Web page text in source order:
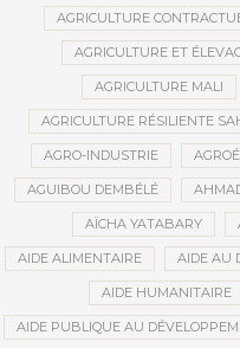
AGRICULTURE
AGRICULTURE ET
AGRICULTURE MALI
AGRICULTURE RÉSILIENTE
AGRO-INDUSTRIE
AGUIBOU DEMBÉLÉ
AÏCHA YATABARY
AIDE ALIMENTAIRE AIDE AU
AIDE HUMANITAIRE
AIDE PUBLIQUE AU